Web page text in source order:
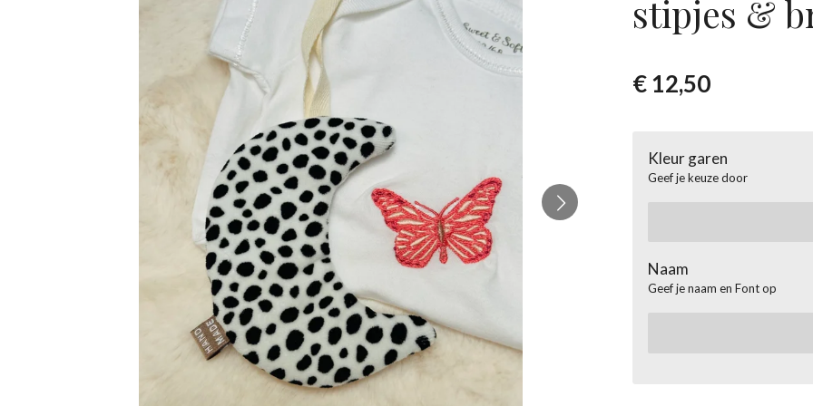
stipjes &
€ 12,50
Kleur garen
Geef je keuze door
Naam
Geef je naam en Font op